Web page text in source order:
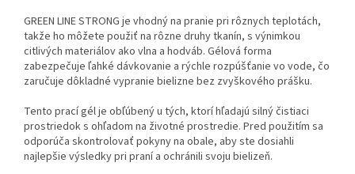
GREEN LINE STRONG je vhodný na pranie pri rôznych teplotách,
takže ho môžete použiť na rôzne druhy tkanín, s výnimkou
citlivých materiálov ako vlna a hodváb. Gélová forma
zabezpečuje ľahké dávkovanie a rýchle rozpúšťanie vo vode, čo
zaručuje dôkladné vypranie bielizne bez zvyškového prášku.
Tento prací gél je obľúbený u tých, ktorí hľadajú silný čistiaci
prostriedok s ohľadom na životné prostredie. Pred použitím sa
odporúča skontrolovať pokyny na obale, aby ste dosiahli
najlepšie výsledky pri praní a ochránili svoju bielizeň.